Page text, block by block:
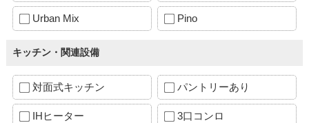
Urban Mix Pino
キッチン・関連設備
対面式キッチン パントリーあり
IHヒーター 3口コンロ